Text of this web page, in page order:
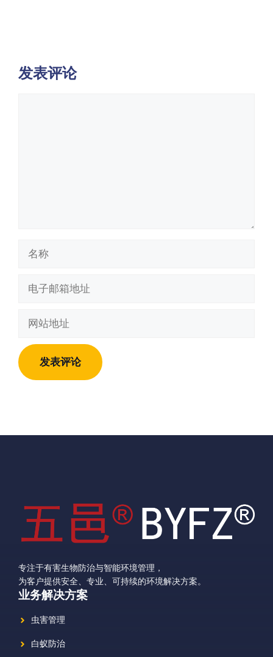
发表评论
址
地
址
专注于有害生物防治与智能环境管理，
为客户提供安全、专业、可持续的环境解决方案。
业务解决方案
虫害管理
白蚁防治